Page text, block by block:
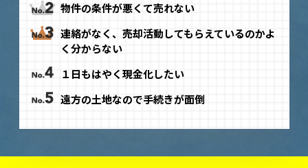
物件の条件が悪くて売れない
連絡がなく、売却活動してもらえているのかよ
く分からない
１日もはやく現金化したい
遠方の土地なので手続きが面倒